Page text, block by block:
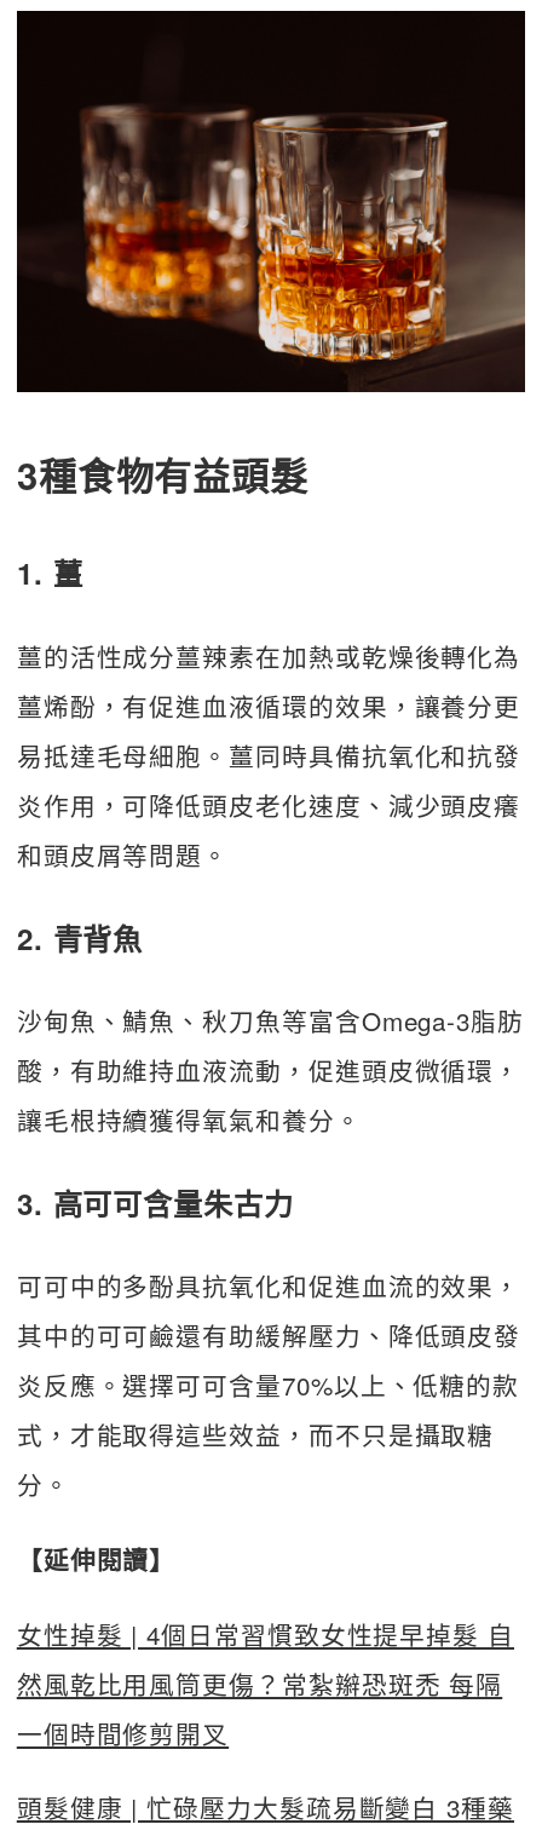
3種食物有益頭髮
1. 薑
薑的活性成分薑辣素在加熱或乾燥後轉化為
薑烯酚，有促進血液循環的效果，讓養分更
易抵達毛母細胞。薑同時具備抗氧化和抗發
炎作用，可降低頭皮老化速度、減少頭皮癢
和頭皮屑等問題。
2. 青背魚
沙甸魚、鯖魚、秋刀魚等富含Omega-3脂肪
酸，有助維持血液流動，促進頭皮微循環，
讓毛根持續獲得氧氣和養分。
3. 高可可含量朱古力
可可中的多酚具抗氧化和促進血流的效果，
其中的可可鹼還有助緩解壓力、降低頭皮發
炎反應。選擇可可含量70%以上、低糖的款
式，才能取得這些效益，而不只是攝取糖
分。
【延伸閱讀】
女性掉髮 | 4個日常習慣致女性提早掉髮 自
然風乾比用風筒更傷？常紮辮恐斑禿 每隔
一個時間修剪開叉
頭髮健康 | 忙碌壓力大髮疏易斷變白 3種藥